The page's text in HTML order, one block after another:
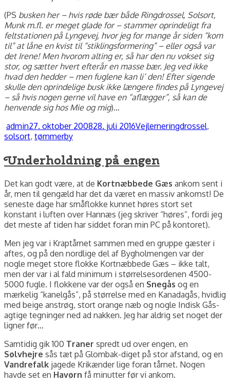
(PS busken her – hvis røde bær både Ringdrossel, Solsort,
Munk m.fl. er meget glade for – stammer oprindeligt fra
feltstationen på Lyngevej, hvor jeg for mange år siden “kom
til” at låne en kvist til “stiklingsformering” – eller også var
det Irene! Men hvorom alting er, så har den nu vokset sig
stor, og sætter hvert efterår en masse bær. Jeg ved ikke
hvad den hedder – men fuglene kan li’ den! Efter sigende
skulle den oprindelige busk ikke længere findes på Lyngevej
– så hvis nogen gerne vil have en “aflægger”, så kan de
henvende sig hos Mie og mig)…
Forfatter
adminUdgivet
27. oktober 200828. juli 2016Kategorier
VejlerneTags
ringdrossel,
solsort, tømmerby
Underholdning på engen
Det kan godt være, at de Kortnæbbede Gæs ankom sent i
år, men til gengæld har det da været en massiv ankomst! De
seneste dage har småflokke kunnet høres stort set
konstant i luften over Hannæs (jeg skriver “høres”, fordi jeg
det meste af tiden har siddet foran min PC på kontoret).
Men jeg var i Kraptårnet sammen med en gruppe gæster i
aftes, og på den nordlige del af Bygholmengen var der
nogle meget store flokke Kortnæbbede Gæs – ikke talt,
men der var i al fald minimum i størrelsesordenen 4500-
5000 fugle. I flokkene var der også en Snegås og en
mærkelig “kanelgås”, på størrelse med en Kanadagås, hvidlig
med beige anstrøg, stort orange næb og nogle Indisk Gås-
agtige tegninger ned ad nakken. Jeg har aldrig set noget der
ligner før…
Samtidig gik 100 Traner spredt ud over engen, en
Sølvhejre sås tæt på Glombak-diget på stor afstand, og en
Vandrefalk jagede Krikænder lige foran tårnet. Nogen
havde set en Havørn få minutter før vi ankom.